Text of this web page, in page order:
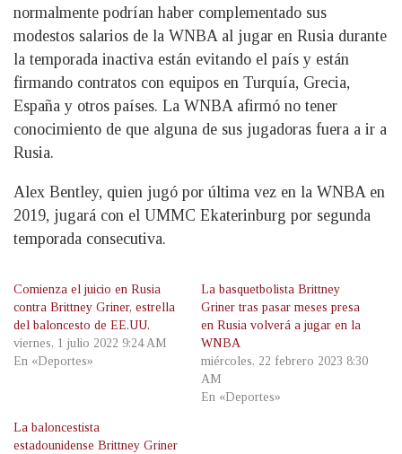
normalmente podrían haber complementado sus
modestos salarios de la WNBA al jugar en Rusia durante
la temporada inactiva están evitando el país y están
firmando contratos con equipos en Turquía, Grecia,
España y otros países. La WNBA afirmó no tener
conocimiento de que alguna de sus jugadoras fuera a ir a
Rusia.
Alex Bentley, quien jugó por última vez en la WNBA en
2019, jugará con el UMMC Ekaterinburg por segunda
temporada consecutiva.
Comienza el juicio en Rusia
contra Brittney Griner, estrella
del baloncesto de EE.UU.
viernes, 1 julio 2022 9:24 AM
En «Deportes»
La basquetbolista Brittney
Griner tras pasar meses presa
en Rusia volverá a jugar en la
WNBA
miércoles, 22 febrero 2023 8:30
AM
En «Deportes»
La baloncestista
estadounidense Brittney Griner